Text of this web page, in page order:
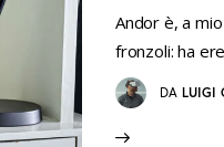
Andor è, a
fronzoli: ha
DA LUIGI